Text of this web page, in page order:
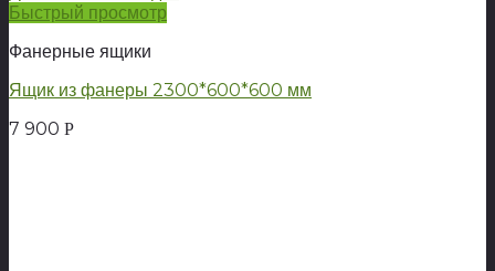
Быстрый просмотр
Фанерные ящики
Ящик из фанеры 2300*600*600 мм
7 900 Р